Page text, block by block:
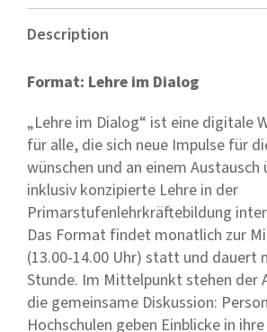
Description
Format: Lehre im Dialog
„Lehre im Dialog“ ist eine digitale
für alle, die sich neue Impulse für
wünschen und an einem
inklusiv konzipierte Lehre in der
Primarstufenlehrkräftebildung
Das Format findet monatlich zur
(13.00-14.00 Uhr) statt und dauert
Stunde. Im Mittelpunkt stehen der
die gemeinsame Diskussion:
Hochschulen geben Einblicke in